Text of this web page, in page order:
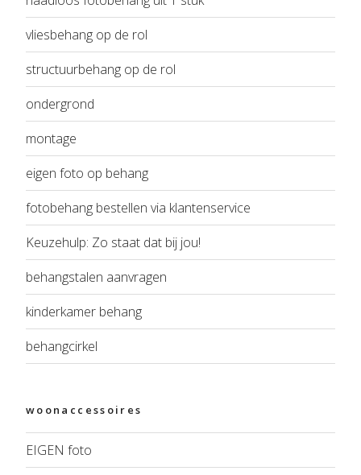
vliesbehang op de rol
structuurbehang op de rol
ondergrond
montage
eigen foto op behang
fotobehang bestellen via klantenservice
Keuzehulp: Zo staat dat bij jou!
behangstalen aanvragen
kinderkamer behang
behangcirkel
woonaccessoires
EIGEN foto